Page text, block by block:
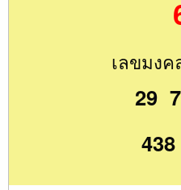
เลขมงค
29